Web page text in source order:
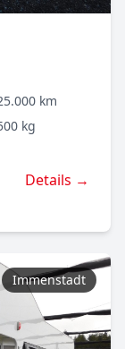
km
kg
Details →
Immenstadt